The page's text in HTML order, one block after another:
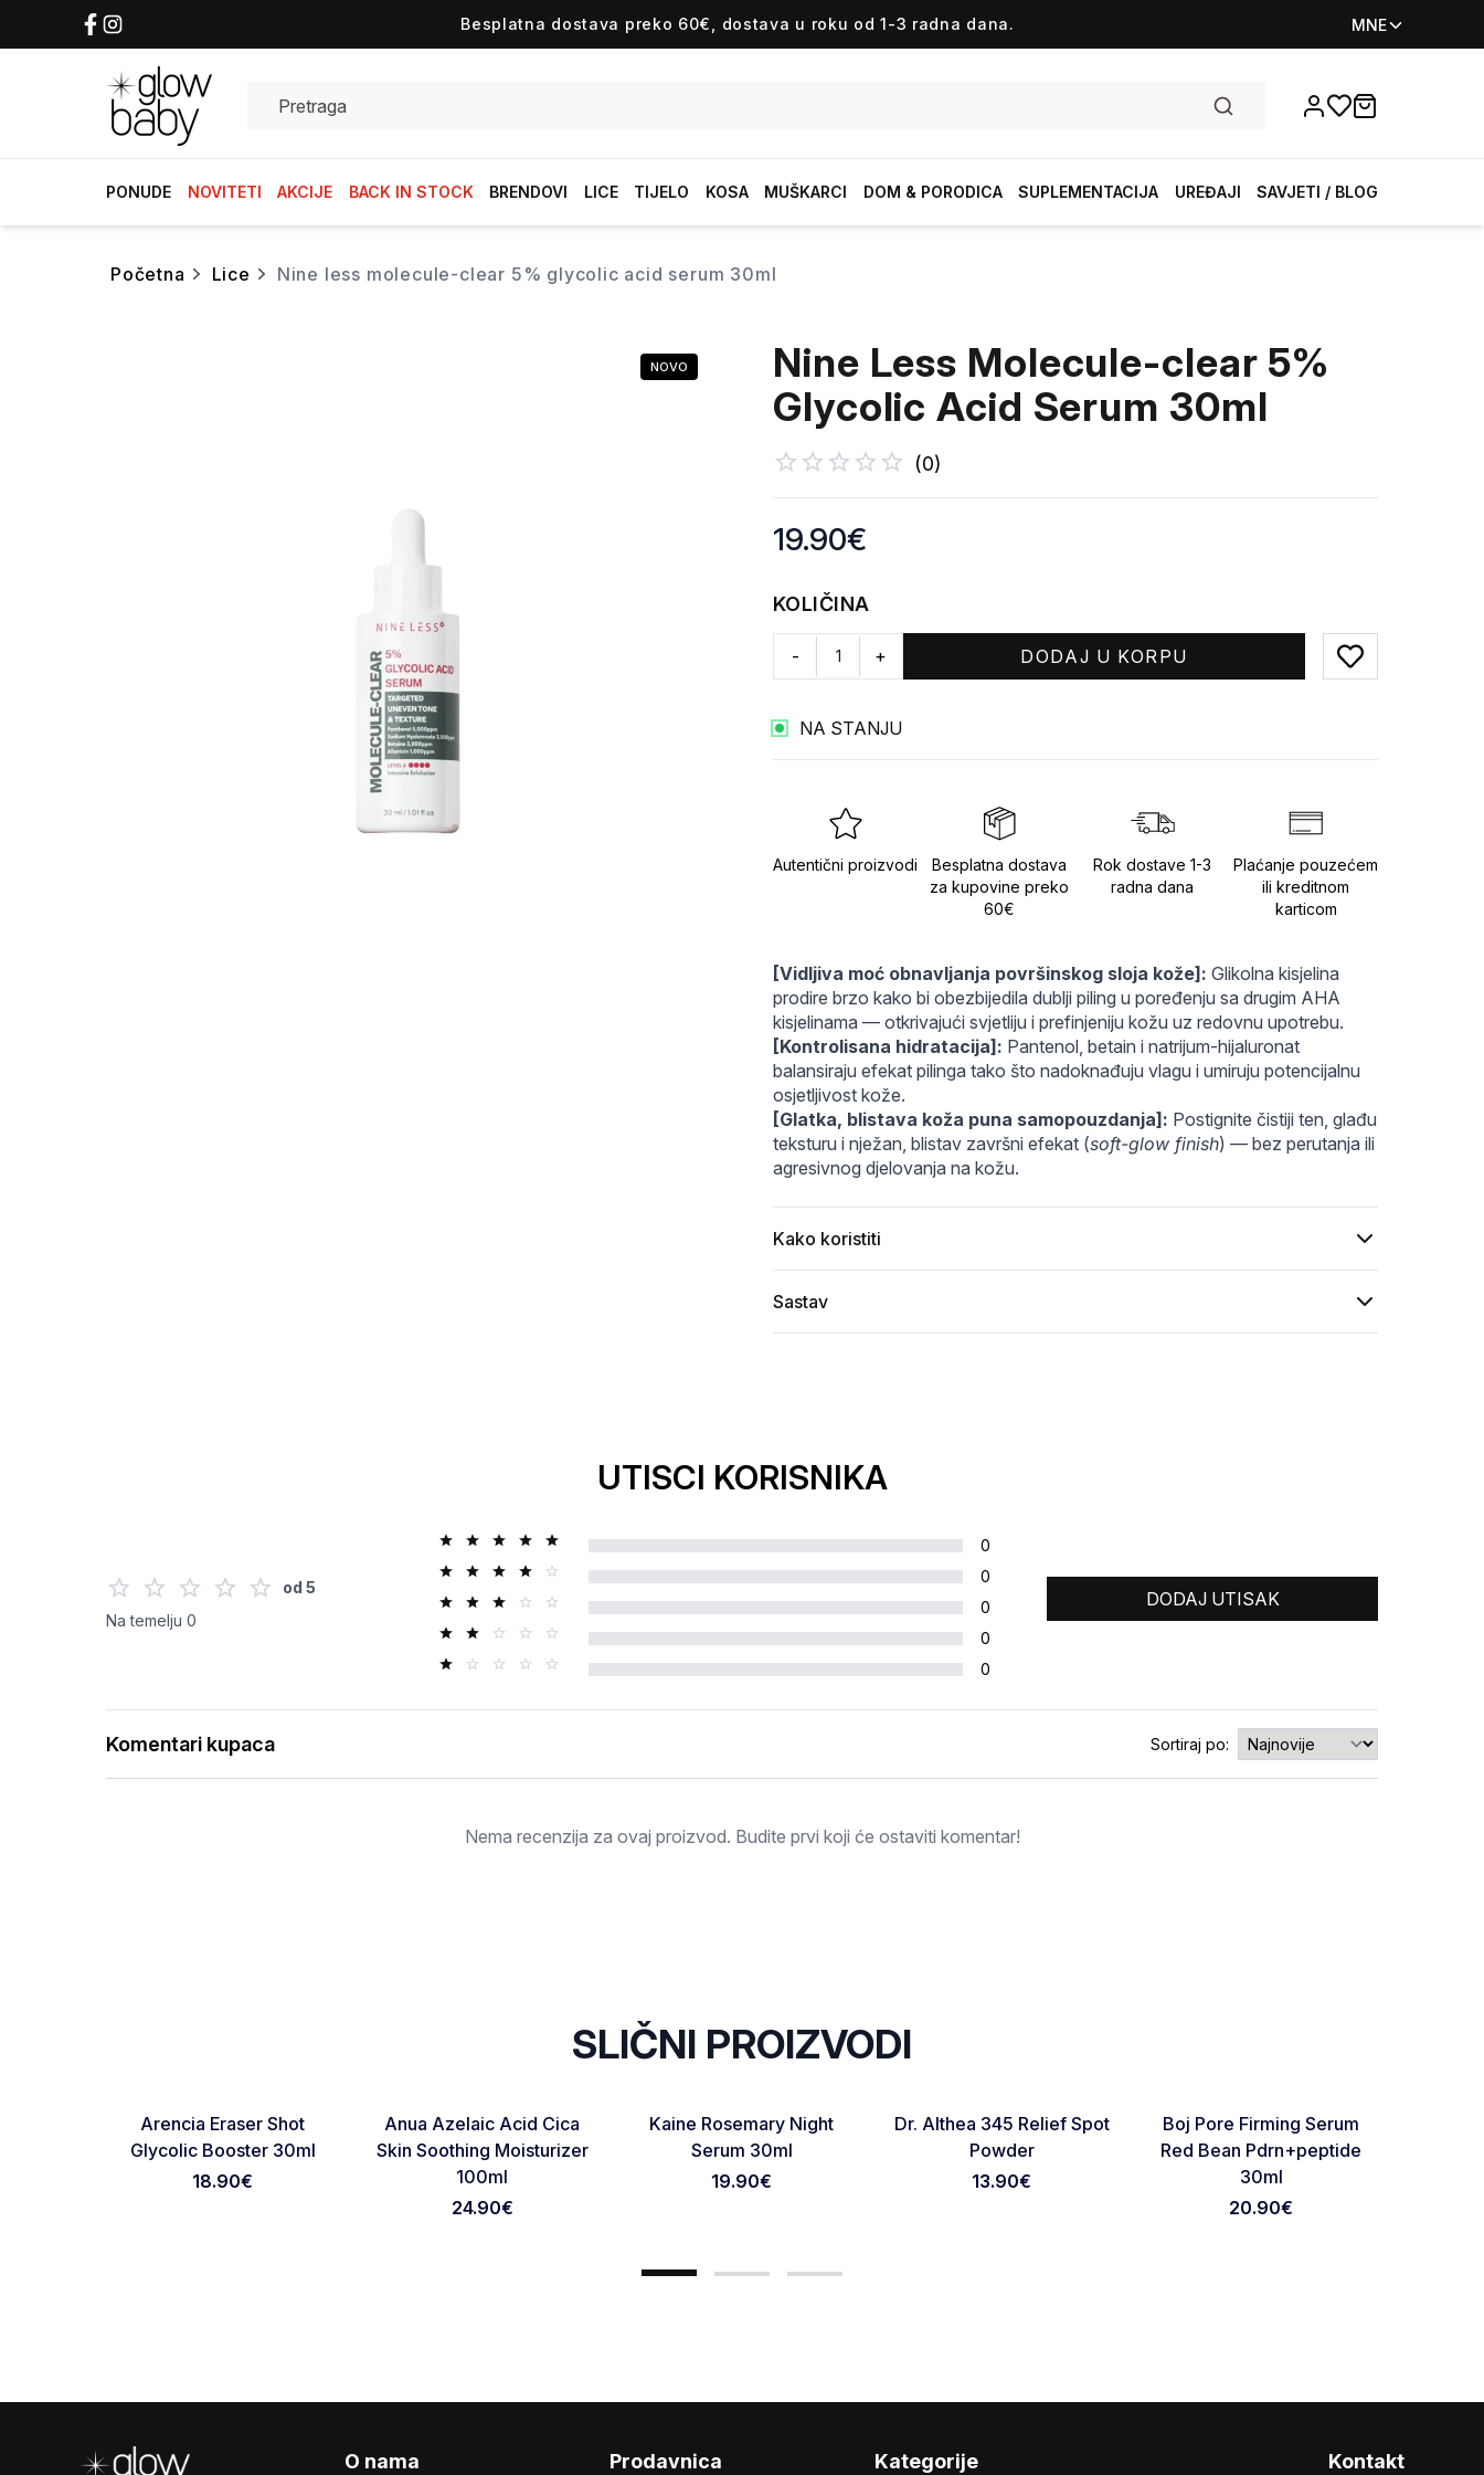
Besplatna dostava preko 60€, dostava u roku od 1-3 radna dana. MNE
Favorites
items in cart,
PONUDE NOVITETI AKCIJE BACK IN STOCK BRENDOVI LICE TIJELO KOSA MUŠKARCI DOM & PORODICA SUPLEMENTACIJA UREĐAJI SAVJETI / BLOG
početna lice nine less molecule-clear 5% glycolic acid serum 30ml
NINELESS-Molecule-Clear-5_-Glycolic-Acid-Serum3-sentisenti_1024x1024_2x_897cc261-7de2-48e7-85e7-e34a4c5140f2.webp
Molecule-Clear_5_Glycolic_Acid_Serum_1.webp
NOVO
Nine Less Molecule-clear 5%
Glycolic Acid Serum 30ml
(0)
Product information
19.90€
KOLIČINA
- + DODAJ U KORPU
Add to favorites
NA STANJU
Autentični proizvodi
Besplatna dostava
za kupovine preko
60€
Rok dostave 1-3
radna dana
Plaćanje pouzećem
ili kreditnom
karticom
[Vidljiva moć obnavljanja površinskog sloja kože]: Glikolna kisjelina
prodire brzo kako bi obezbijedila dublji piling u poređenju sa drugim AHA
kisjelinama — otkrivajući svjetliju i prefinjeniju kožu uz redovnu upotrebu.
[Kontrolisana hidratacija]: Pantenol, betain i natrijum-hijaluronat
balansiraju efekat pilinga tako što nadoknađuju vlagu i umiruju potencijalnu
osjetljivost kože.
[Glatka, blistava koža puna samopouzdanja]: Postignite čistiji ten, glađu
teksturu i nježan, blistav završni efekat (soft-glow finish) — bez perutanja ili
agresivnog djelovanja na kožu.
Kako koristiti
Sastav
UTISCI KORISNIKA
od 5
Na temelju 0
0
0
0
0
0
DODAJ UTISAK
Ocjena
Otkaži pregled Pošaljite pregled
Komentari kupaca Sortiraj po:
Nema recenzija za ovaj proizvod. Budite prvi koji će ostaviti komentar!
SLIČNI PROIZVODI
Arencia Eraser Shot
Glycolic Booster 30ml
18.90€
Favorite
Anua Azelaic Acid Cica
Skin Soothing Moisturizer
100ml
24.90€
Favorite
Kaine Rosemary Night
Serum 30ml
19.90€
Favorite
Dr. Althea 345 Relief Spot
Powder
13.90€
Favorite
Boj Pore Firming Serum
Red Bean Pdrn+peptide
30ml
20.90€
O nama Prodavnica Kategorije Kontakt